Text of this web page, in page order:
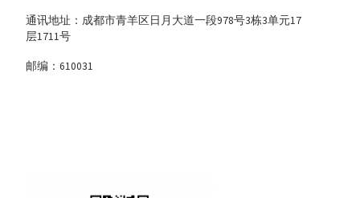
通讯地址：成都市青羊区日月大道一段978号3栋3单元17
层1711号
邮编：610031